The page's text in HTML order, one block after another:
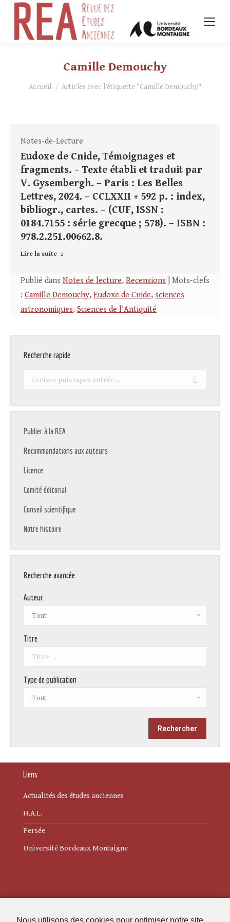
Nous utilisons des cookies pour optimiser notre site
Camille Demouchy
Vous êtes ici :
Accueil Articles avec l’étiquette "Camille Demouchy"
Notes-de-Lecture
Eudoxe de Cnide, Témoignages et
fragments. – Texte établi et traduit par
V. Gysembergh. – Paris : Les Belles
Lettres, 2024. – CCLXXII + 592 p. : index,
bibliogr., cartes. – (CUF, ISSN :
0184.7155 : série grecque ; 578). – ISBN :
978.2.251.00662.8.
Lire la suite
Publié dans Notes de lecture, Recensions | Mots-clefs
: Camille Demouchy, Eudoxe de Cnide, sciences
astronomiques, Sciences de l'Antiquité
Recherche rapide
Recherche
Publier à la REA
Recommandations aux auteurs
Licence
Comité éditorial
Conseil scientifique
Notre histoire
Recherche avancée
Auteur
Titre
Type de publication
Liens
Actualités des études anciennes
H.A.L.
Persée
Université Bordeaux Montaigne